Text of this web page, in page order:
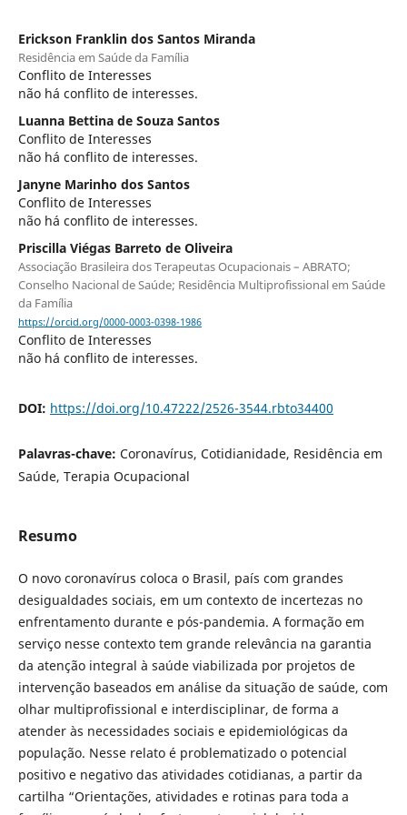
Erickson Franklin dos Santos Miranda
Residência em Saúde da Família
Conflito de Interesses
não há conflito de interesses.
Luanna Bettina de Souza Santos
Conflito de Interesses
não há conflito de interesses.
Janyne Marinho dos Santos
Conflito de Interesses
não há conflito de interesses.
Priscilla Viégas Barreto de Oliveira
Associação Brasileira dos Terapeutas Ocupacionais – ABRATO;
Conselho Nacional de Saúde; Residência Multiprofissional em Saúde
da Família
https://orcid.org/0000-0003-0398-1986
Conflito de Interesses
não há conflito de interesses.
DOI: https://doi.org/10.47222/2526-3544.rbto34400
Palavras-chave: Coronavírus, Cotidianidade, Residência em
Saúde, Terapia Ocupacional
Resumo
O novo coronavírus coloca o Brasil, país com grandes
desigualdades sociais, em um contexto de incertezas no
enfrentamento durante e pós-pandemia. A formação em
serviço nesse contexto tem grande relevância na garantia
da atenção integral à saúde viabilizada por projetos de
intervenção baseados em análise da situação de saúde, com
olhar multiprofissional e interdisciplinar, de forma a
atender às necessidades sociais e epidemiológicas da
população. Nesse relato é problematizado o potencial
positivo e negativo das atividades cotidianas, a partir da
cartilha “Orientações, atividades e rotinas para toda a